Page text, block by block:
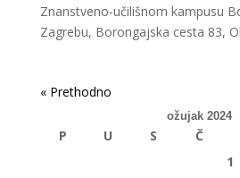
Znanstveno-učilišnom kampusu
Zagrebu, Borongajska cesta 83,
« Older Entries
ožujak 2024
P U S Č
1